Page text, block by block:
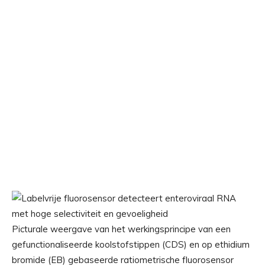
Picturale weergave van het werkingsprincipe van een
gefunctionaliseerde koolstofstippen (CDS) en op ethidium
bromide (EB) gebaseerde ratiometrische fluorosensor